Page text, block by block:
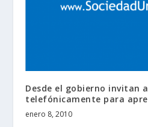
Desde el gobierno invitan
telefónicamente para
enero 8, 2010